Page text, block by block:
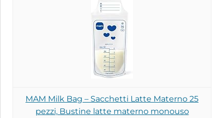
MAM Milk Bag – Sacchetti Latte Materno 25
pezzi, Bustine latte materno monouso